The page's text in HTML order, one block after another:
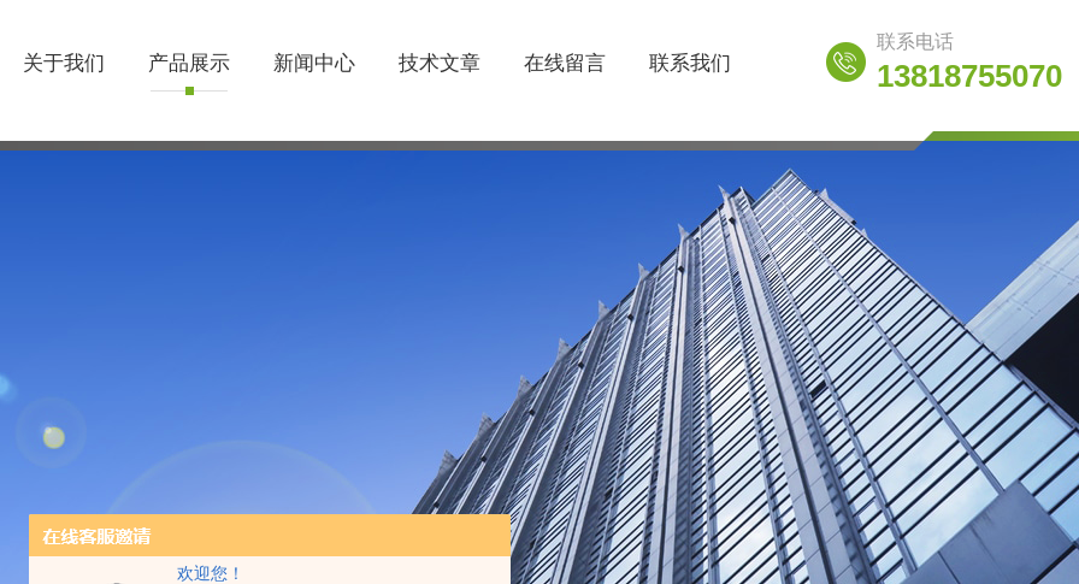
欢迎您！
关于我们 产品展示 新闻中心 技术文章 在线留言 联系我们
联系电话
13818755070